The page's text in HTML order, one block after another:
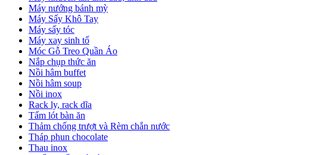
Máy nướng bánh mỳ
Máy Sấy Khô Tay
Máy sấy tóc
Máy xay sinh tố
Móc Gỗ Treo Quần Áo
Nắp chụp thức ăn
Nồi hâm buffet
Nồi hâm soup
Nồi inox
Rack ly, rack dĩa
Tấm lót bàn ăn
Thảm chống trượt và Rèm chắn nước
Tháp phun chocolate
Thau inox